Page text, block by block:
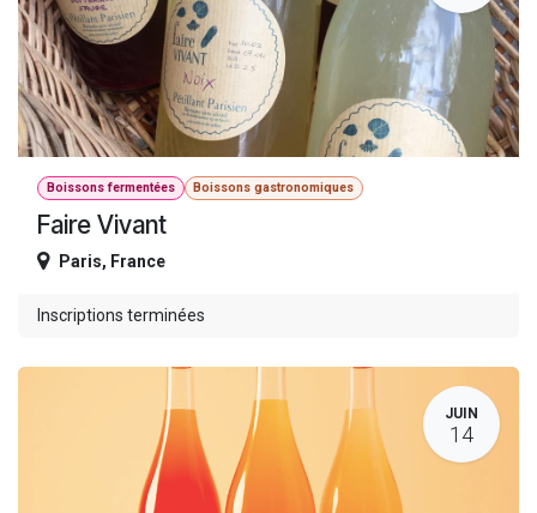
Boissons fermentées Boissons gastronomiques
Faire Vivant
Paris, France
Inscriptions terminées
JUIN
14